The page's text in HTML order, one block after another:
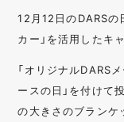
12月12日のDARSの
カー」を活用したキ
「オリジナルDARS
ースの日」を付けて
の大きさのブランケ